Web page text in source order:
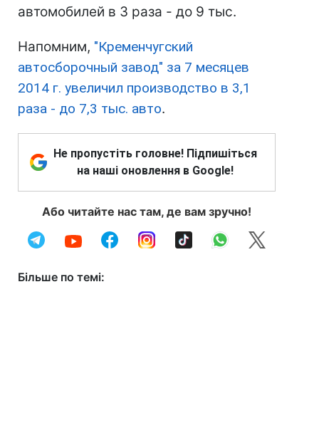
автомобилей в 3 раза - до 9 тыс.
Напомним, "Кременчугский
автосборочный завод" за 7 месяцев
2014 г. увеличил производство в 3,1
раза - до 7,3 тыс. авто.
Не пропустіть головне! Підпишіться
на наші оновлення в Google!
Або читайте нас там, де вам зручно!
Більше по темі: